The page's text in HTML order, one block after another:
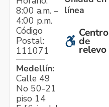
8:00 a.m. –
4:00 p.m.
Código
Postal:
111071
Medellín:
Calle 49
No 50-21
piso 14
línea
Centro
de
relevo